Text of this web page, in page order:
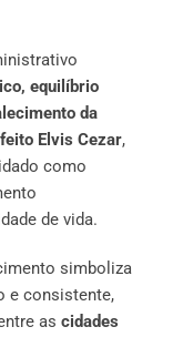
equilíbrio
da
Elvis Cezar,
como
de vida.
simboliza
e consistente,
as cidades